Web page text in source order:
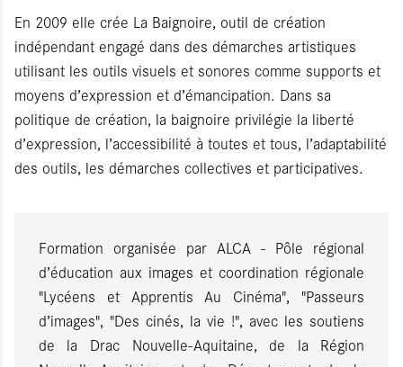
En 2009 elle crée La Baignoire, outil de création
indépendant engagé dans des démarches artistiques
utilisant les outils visuels et sonores comme supports et
moyens d’expression et d’émancipation. Dans sa
politique de création, la baignoire privilégie la liberté
d’expression, l’accessibilité à toutes et tous, l’adaptabilité
des outils, les démarches collectives et participatives.
Formation organisée par ALCA - Pôle régional
d’éducation aux images et coordination régionale
"Lycéens et Apprentis Au Cinéma", "Passeurs
d’images", "Des cinés, la vie !", avec les soutiens
de la Drac Nouvelle-Aquitaine, de la Région